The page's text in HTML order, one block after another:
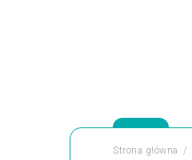
Strona główna